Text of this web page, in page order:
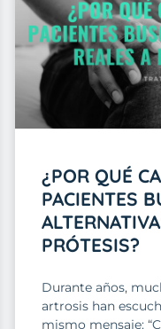
¿POR QUÉ
PACIENTES
PRÓTESIS?
Durante años,
artrosis han
mismo mensaje: